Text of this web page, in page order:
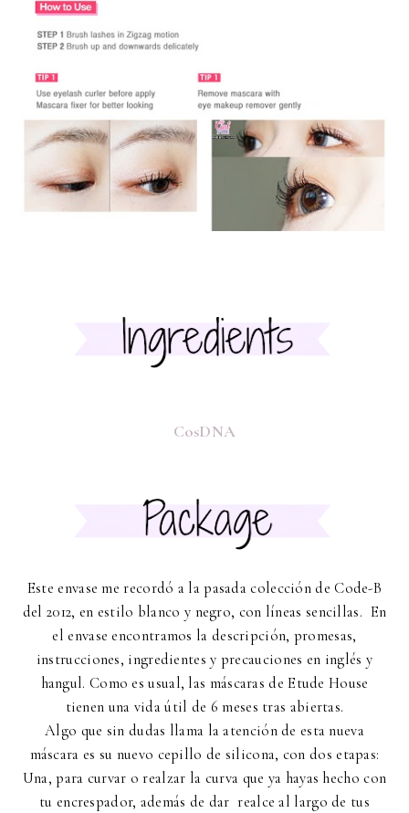
CosDNA
Este envase me recordó a la pasada colección de Code-B
del 2012, en estilo blanco y negro, con líneas sencillas. En
el envase encontramos la descripción, promesas,
instrucciones, ingredientes y precauciones en inglés y
hangul. Como es usual, las máscaras de Etude House
tienen una vida útil de 6 meses tras abiertas.
Algo que sin dudas llama la atención de esta nueva
máscara es su nuevo cepillo de silicona, con dos etapas:
Una, para curvar o realzar la curva que ya hayas hecho con
tu encrespador, además de dar realce al largo de tus